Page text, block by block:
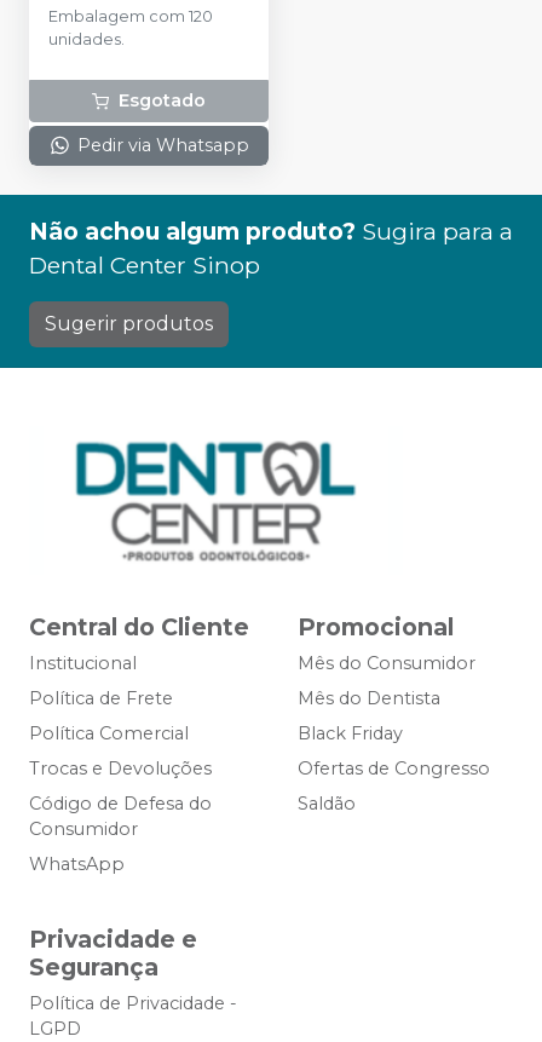
Embalagem com 120
unidades.
Esgotado
Pedir via Whatsapp
Não achou algum produto? Sugira para a
Dental Center Sinop
Sugerir produtos
Central do Cliente
Institucional
Política de Frete
Política Comercial
Trocas e Devoluções
Código de Defesa do
Consumidor
WhatsApp
Promocional
Mês do Consumidor
Mês do Dentista
Black Friday
Ofertas de Congresso
Saldão
Privacidade e
Segurança
Política de Privacidade -
LGPD